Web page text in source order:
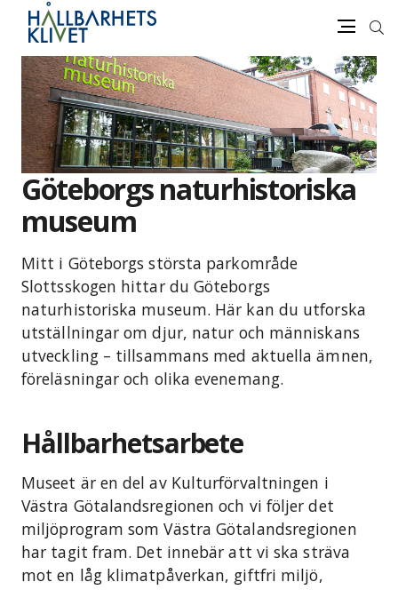
vidare
innehåll
Sök
Göteborgs naturhistoriska
museum
Mitt i Göteborgs största parkområde
Slottsskogen hittar du Göteborgs
naturhistoriska museum. Här kan du utforska
utställningar om djur, natur och människans
utveckling – tillsammans med aktuella ämnen,
föreläsningar och olika evenemang.
Hållbarhetsarbete
Museet är en del av Kulturförvaltningen i
Västra Götalandsregionen och vi följer det
miljöprogram som Västra Götalandsregionen
har tagit fram. Det innebär att vi ska sträva
mot en låg klimatpåverkan, giftfri miljö,